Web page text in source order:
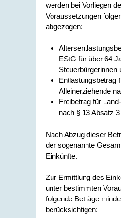
werden bei Vorliegen
Voraussetzungen
abgezogen:
EStG für über 64
Steuerbürgerinnen
Entlastungsbetrag
Alleinerziehende
Freibetrag für
nach § 13 Absatz
Nach Abzug dieser
der sogenannte
Einkünfte.
Zur Ermittlung des
unter bestimmten
folgende Beträge
berücksichtigen: